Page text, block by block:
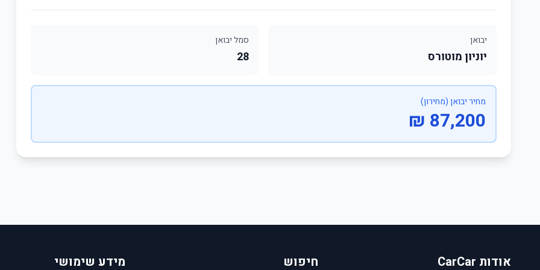
יבואן
יוניון מוטורס
סמל יבואן
28
מחיר יבואן (מחירון)
87,200 ₪
אודות CarCar חיפוש מידע שימושי